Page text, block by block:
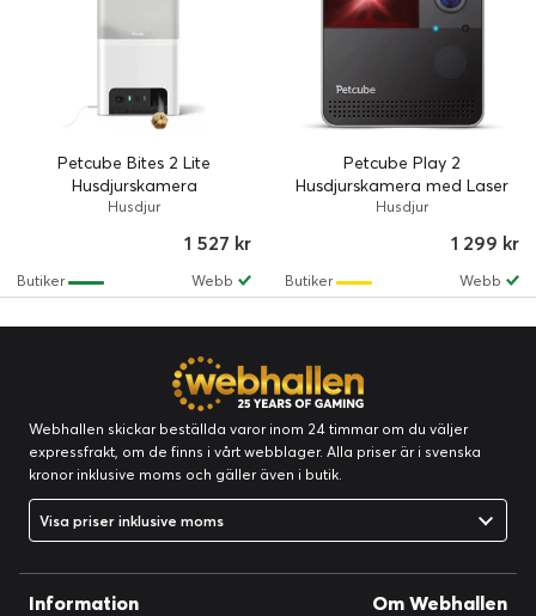
Petcube Bites 2 Lite
Husdjurskamera
Husdjur
1 527 kr
Webb
Butiker
Petcube Play 2
Husdjurskamera med Laser
Husdjur
1 299 kr
Webb
Butiker
Webhallen skickar beställda varor inom 24 timmar om du väljer
expressfrakt, om de finns i vårt webblager. Alla priser är i svenska
kronor inklusive moms och gäller även i butik.
Visa priser inklusive moms
Information Om Webhallen